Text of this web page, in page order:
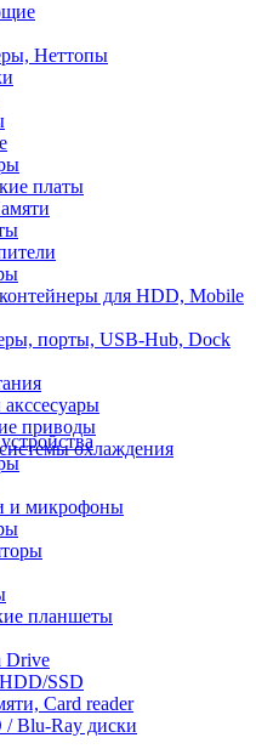
Неттопы
платы
для HDD, Mobile
порты, USB-Hub, Dock
приводы
охлаждения
и микрофоны
планшеты
Drive
SSD
Card reader
Blu-Ray диски